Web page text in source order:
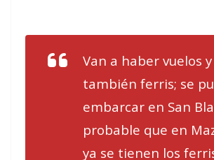
Van a haber vuelos y
también ferris; se
embarcar en San
probable que en
ya se tienen los